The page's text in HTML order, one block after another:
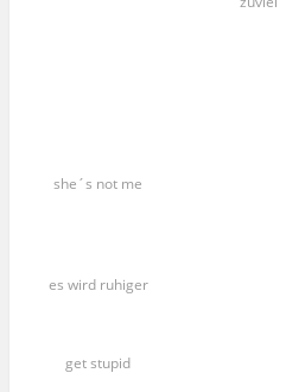
she´s not me
es wird ruhiger
get stupid